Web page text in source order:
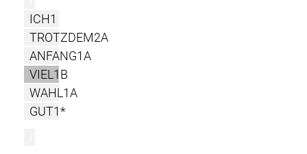
ICH1
TROTZDEM2A
ANFANG1A
VIEL1B
WAHL1A
GUT1*